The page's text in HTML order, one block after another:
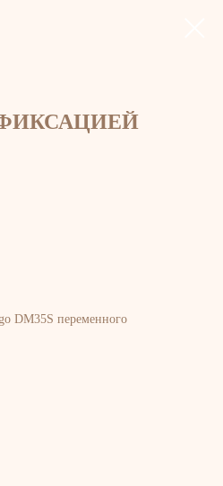
DM35S переменного